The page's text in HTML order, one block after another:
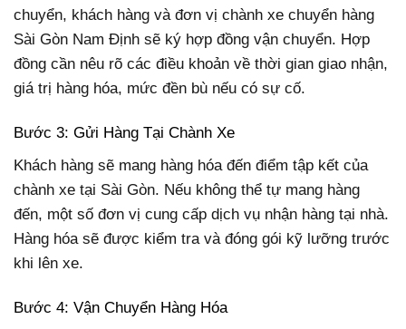
chuyển, khách hàng và đơn vị chành xe chuyển hàng
Sài Gòn Nam Định sẽ ký hợp đồng vận chuyển. Hợp
đồng cần nêu rõ các điều khoản về thời gian giao nhận,
giá trị hàng hóa, mức đền bù nếu có sự cố.
Bước 3: Gửi Hàng Tại Chành Xe
Khách hàng sẽ mang hàng hóa đến điểm tập kết của
chành xe tại Sài Gòn. Nếu không thể tự mang hàng
đến, một số đơn vị cung cấp dịch vụ nhận hàng tại nhà.
Hàng hóa sẽ được kiểm tra và đóng gói kỹ lưỡng trước
khi lên xe.
Bước 4: Vận Chuyển Hàng Hóa